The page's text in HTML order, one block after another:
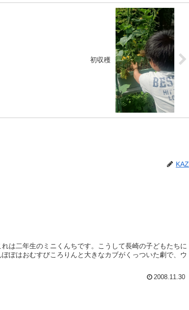
初収穫
KAZ
は二年生のミニくんちです。こうして長崎の子どもたちに
ぽはおむすびころりんと大きなカブがくっついた劇で、ウ
2008.11.30